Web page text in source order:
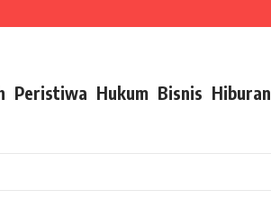
Karier ASN Berbasis Manajemen Talenta
Peristiwa Hukum Bisnis Hiburan